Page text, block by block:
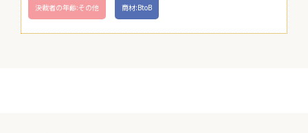
決裁者の年齢:その他 商材:BtoB